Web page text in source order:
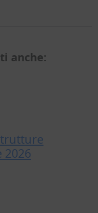
anche:
2026